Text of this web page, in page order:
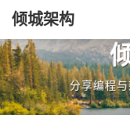
倾城架构
分享编程